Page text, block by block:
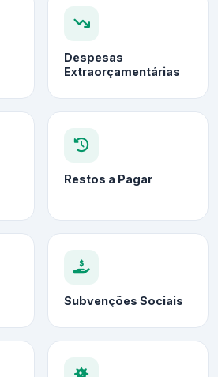
Despesas
Extraorçamentárias
Restos a Pagar
Subvenções Sociais